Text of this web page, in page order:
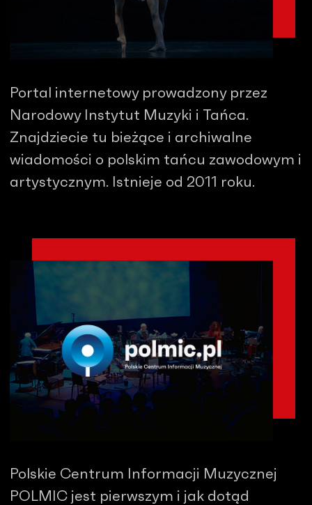
Portal internetowy prowadzony przez
Narodowy Instytut Muzyki i Tańca.
Znajdziecie tu bieżące i archiwalne
wiadomości o polskim tańcu zawodowym i
artystycznym. Istnieje od 2011 roku.
Polskie Centrum Informacji Muzycznej
POLMIC jest pierwszym i jak dotąd